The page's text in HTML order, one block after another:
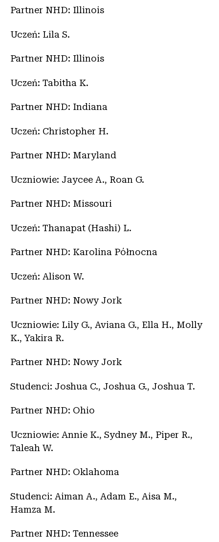
Partner NHD: Illinois
Uczeń: Lila S.
Partner NHD: Illinois
Uczeń: Tabitha K.
Partner NHD: Indiana
Uczeń: Christopher H.
Partner NHD: Maryland
Uczniowie: Jaycee A., Roan G.
Partner NHD: Missouri
Uczeń: Thanapat (Hashi) L.
Partner NHD: Karolina Północna
Uczeń: Alison W.
Partner NHD: Nowy Jork
Uczniowie: Lily G., Aviana G., Ella H., Molly
K., Yakira R.
Partner NHD: Nowy Jork
Studenci: Joshua C., Joshua G., Joshua T.
Partner NHD: Ohio
Uczniowie: Annie K., Sydney M., Piper R.,
Taleah W.
Partner NHD: Oklahoma
Studenci: Aiman A., Adam E., Aisa M.,
Hamza M.
Partner NHD: Tennessee